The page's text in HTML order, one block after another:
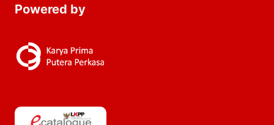
Powered by